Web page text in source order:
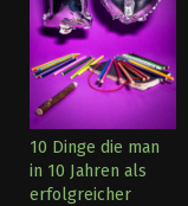
10 Dinge die man
in 10 Jahren als
erfolgreicher